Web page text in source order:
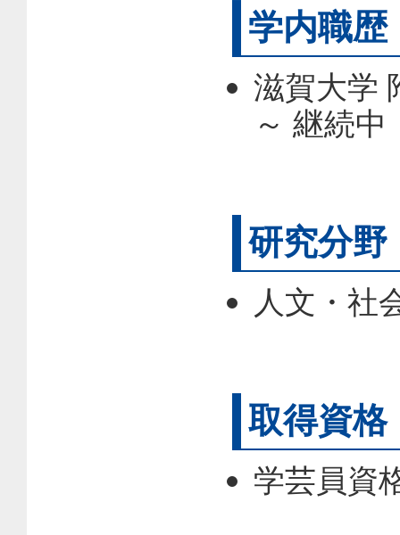
学内職歴
滋賀大学
～ 継続中
研究分野
人文・社
取得資格
学芸員資